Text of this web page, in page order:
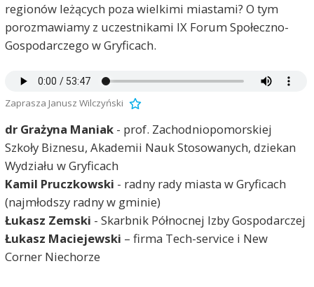
regionów leżących poza wielkimi miastami? O tym
porozmawiamy z uczestnikami IX Forum Społeczno-
Gospodarczego w Gryficach.
Zaprasza Janusz Wilczyński
dr Grażyna Maniak- prof. Zachodniopomorskiej
Szkoły Biznesu, Akademii Nauk Stosowanych, dziekan
Wydziału w Gryficach
Kamil Pruczkowski - radny rady miasta w Gryficach
(najmłodszy radny w gminie)
Łukasz Zemski - Skarbnik Północnej Izby Gospodarczej
Łukasz Maciejewski – firma Tech-service i New
Corner Niechorze